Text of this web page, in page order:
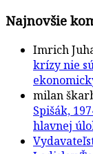
Najnovšie
Imrich
krízy nie
milan
Spišák,
hlavnej